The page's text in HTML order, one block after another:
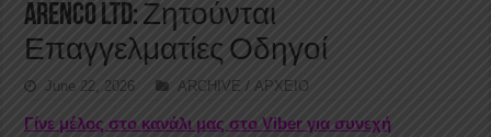
Arenco Ltd: Ζητούνται
Επαγγελματίες Οδηγοί
June 22, 2026 ARCHIVE / ΑΡΧΕΙΟ
Γίνε μέλος στο κανάλι μας στο Viber για συνεχή